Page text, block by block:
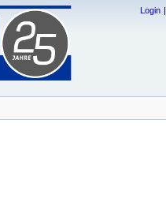
Login